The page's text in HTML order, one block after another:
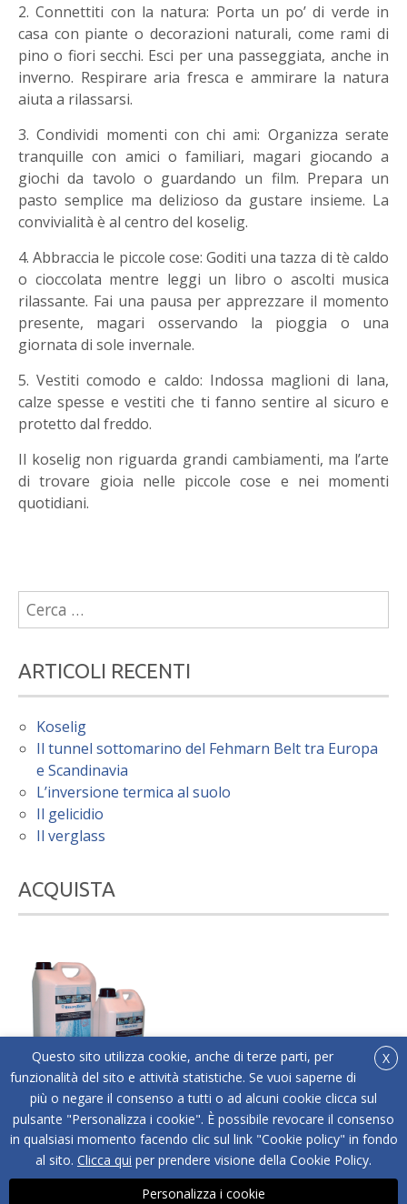
2. Connettiti con la natura: Porta un po’ di verde in
casa con piante o decorazioni naturali, come rami di
pino o fiori secchi. Esci per una passeggiata, anche in
inverno. Respirare aria fresca e ammirare la natura
aiuta a rilassarsi.
3. Condividi momenti con chi ami: Organizza serate
tranquille con amici o familiari, magari giocando a
giochi da tavolo o guardando un film. Prepara un
pasto semplice ma delizioso da gustare insieme. La
convivialità è al centro del koselig.
4. Abbraccia le piccole cose: Goditi una tazza di tè caldo
o cioccolata mentre leggi un libro o ascolti musica
rilassante. Fai una pausa per apprezzare il momento
presente, magari osservando la pioggia o una
giornata di sole invernale.
5. Vestiti comodo e caldo: Indossa maglioni di lana,
calze spesse e vestiti che ti fanno sentire al sicuro e
protetto dal freddo.
Il koselig non riguarda grandi cambiamenti, ma l’arte
di trovare gioia nelle piccole cose e nei momenti
quotidiani.
per:
ARTICOLI RECENTI
Koselig
Il tunnel sottomarino del Fehmarn Belt tra Europa
e Scandinavia
L’inversione termica al suolo
Il gelicidio
Il verglass
ACQUISTA
Acquista online Below Zero® l'antigelo liquido adatto
a tutti i tipi di superfici.
ACQUISTA
X
Questo sito utilizza cookie, anche di terze parti, per
funzionalità del sito e attività statistiche. Se vuoi saperne di
più o negare il consenso a tutti o ad alcuni cookie clicca sul
pulsante "Personalizza i cookie". È possibile revocare il consenso
in qualsiasi momento facendo clic sul link "Cookie policy" in fondo
al sito. Clicca qui per prendere visione della Cookie Policy.
Personalizza i cookie